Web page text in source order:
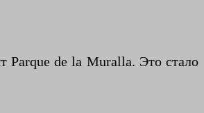
Parque de la Muralla. Это стало